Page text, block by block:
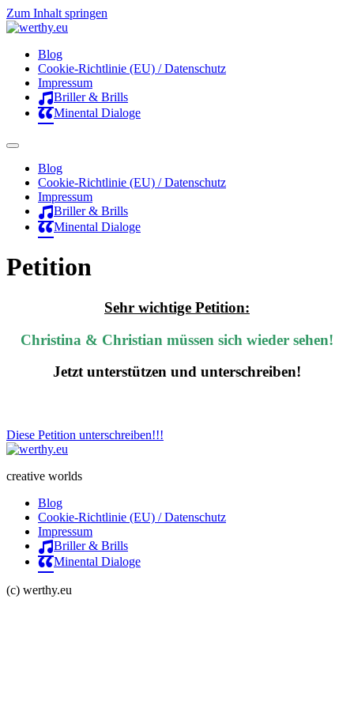
Zum Inhalt springen
Blog
Cookie-Richtlinie (EU) / Datenschutz
Impressum
Briller & Brills
Minental Dialoge
Blog
Cookie-Richtlinie (EU) / Datenschutz
Impressum
Briller & Brills
Minental Dialoge
Petition
Sehr wichtige Petition:
Christina & Christian müssen sich wieder sehen!
Jetzt unterstützen und unterschreiben!
Diese Petition unterschreiben!!!
creative worlds
Blog
Cookie-Richtlinie (EU) / Datenschutz
Impressum
Briller & Brills
Minental Dialoge
(c) werthy.eu